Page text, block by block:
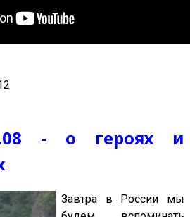
- о героях и
Завтра в России мы